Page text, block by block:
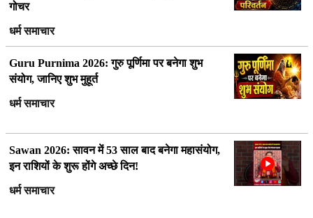
गोचर
धर्म समाचार
Guru Purnima 2026: गुरु पूर्णिमा पर बनेगा शुभ
संयोग, जानिए शुभ मुहूर्त
धर्म समाचार
Sawan 2026: सावन में 53 साल बाद बनेगा महासंयोग,
इन राशियों के शुरू होंगे अच्छे दिन!
धर्म समाचार